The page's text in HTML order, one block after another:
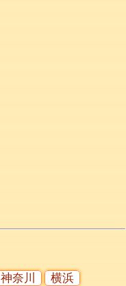
神奈川 横浜